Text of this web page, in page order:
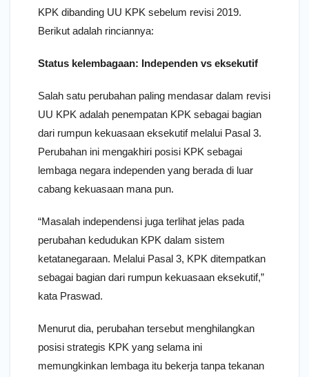
KPK dibanding UU KPK sebelum revisi 2019.
Berikut adalah rinciannya:
Status kelembagaan: Independen vs eksekutif
Salah satu perubahan paling mendasar dalam revisi
UU KPK adalah penempatan KPK sebagai bagian
dari rumpun kekuasaan eksekutif melalui Pasal 3.
Perubahan ini mengakhiri posisi KPK sebagai
lembaga negara independen yang berada di luar
cabang kekuasaan mana pun.
“Masalah independensi juga terlihat jelas pada
perubahan kedudukan KPK dalam sistem
ketatanegaraan. Melalui Pasal 3, KPK ditempatkan
sebagai bagian dari rumpun kekuasaan eksekutif,”
kata Praswad.
Menurut dia, perubahan tersebut menghilangkan
posisi strategis KPK yang selama ini
memungkinkan lembaga itu bekerja tanpa tekanan